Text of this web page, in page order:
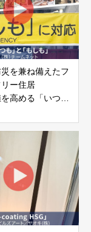
を兼ね備えたフ
ー住居
高める「いつ
ームネット